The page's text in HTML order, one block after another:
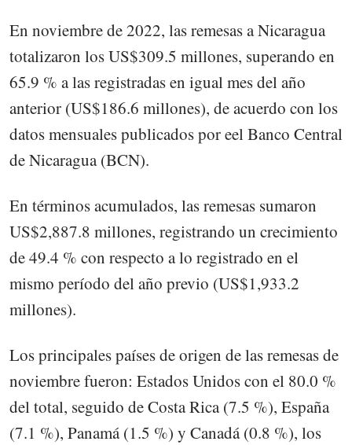
En noviembre de 2022, las remesas a Nicaragua
totalizaron los US$309.5 millones, superando en
65.9 % a las registradas en igual mes del año
anterior (US$186.6 millones), de acuerdo con los
datos mensuales publicados por eel Banco Central
de Nicaragua (BCN).
En términos acumulados, las remesas sumaron
US$2,887.8 millones, registrando un crecimiento
de 49.4 % con respecto a lo registrado en el
mismo período del año previo (US$1,933.2
millones).
Los principales países de origen de las remesas de
noviembre fueron: Estados Unidos con el 80.0 %
del total, seguido de Costa Rica (7.5 %), España
(7.1 %), Panamá (1.5 %) y Canadá (0.8 %), los